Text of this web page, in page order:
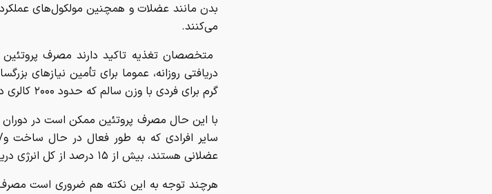
بدن مانند عضلات و همچنین مولکول‌های
می‌کنند.
گرم برای فردی با وزن سالم که حدود ۲۰۰۰ کالری در روز مصرف می‌کند.
با این حال مصرف پروتئین ممکن است در دوران
سایر افرادی که به طور فعال در حال ساخت
عضلانی هستند، بیش از ۱۵ درصد از کل انرژی دریافتی روزانه باشد.
هرچند توجه به این نکته هم ضروری است